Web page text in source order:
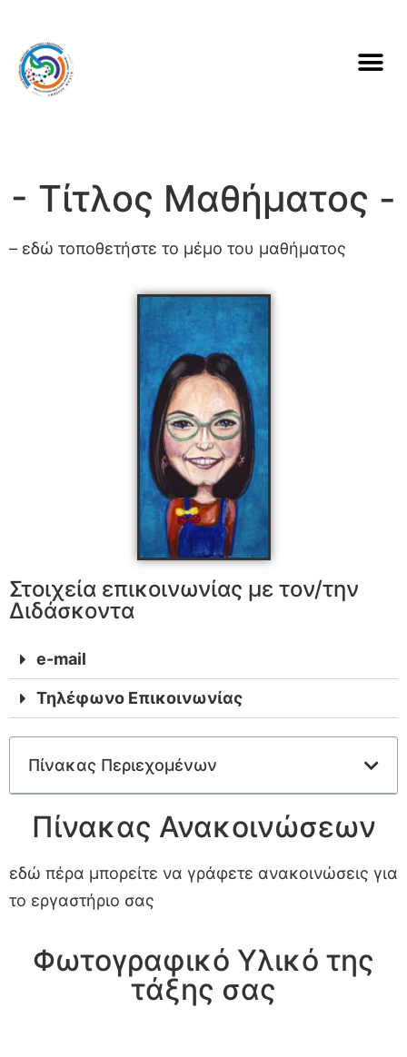
- Τίτλος Μαθήματος -
– εδώ τοποθετήστε το μέμο του μαθήματος
Στοιχεία επικοινωνίας με τον/την
Διδάσκοντα
e-mail
Τηλέφωνο Επικοινωνίας
Πίνακας Περιεχομένων
Πίνακας Ανακοινώσεων
εδώ πέρα μπορείτε να γράφετε ανακοινώσεις για
το εργαστήριο σας
Φωτογραφικό Υλικό της
τάξης σας